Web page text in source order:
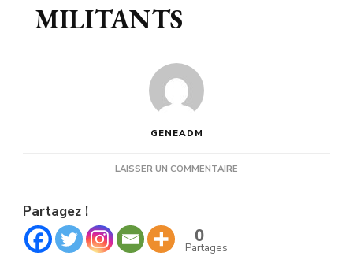
MILITANTS
GENEADM
LAISSER UN COMMENTAIRE
Partagez !
0
Partages